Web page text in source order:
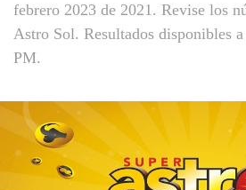
febrero 2023 de 2021. Revise los
Astro Sol. Resultados disponibles
PM.